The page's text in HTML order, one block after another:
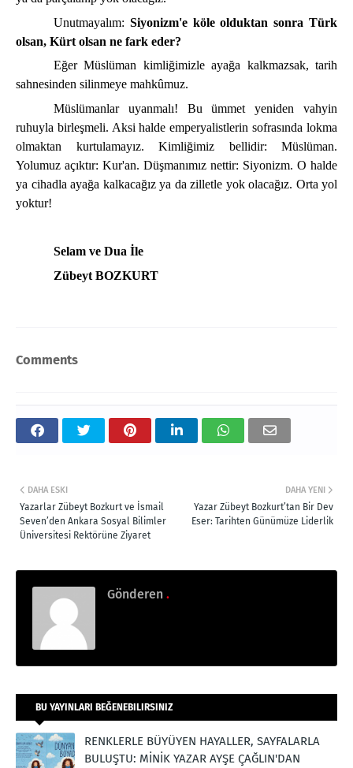
Unutmayalım: Siyonizm'e köle olduktan sonra Türk
olsan, Kürt olsan ne fark eder?
Eğer Müslüman kimliğimizle ayağa kalkmazsak, tarih
sahnesinden silinmeye mahkûmuz.
Müslümanlar uyanmalı! Bu ümmet yeniden vahyin
ruhuyla birleşmeli. Aksi halde emperyalistlerin sofrasında lokma
olmaktan kurtulamayız. Kimliğimiz bellidir: Müslüman.
Yolumuz açıktır: Kur'an. Düşmanımız nettir: Siyonizm. O halde
ya cihadla ayağa kalkacağız ya da zilletle yok olacağız. Orta yol
yoktur!
Selam ve Dua İle
Zübeyt BOZKURT
Comments
DAHA YENI
Yazar Zübeyt Bozkurt’tan Bir Dev
Eser: Tarihten Günümüze Liderlik
DAHA ESKI
Yazarlar Zübeyt Bozkurt ve İsmail
Seven’den Ankara Sosyal Bilimler
Üniversitesi Rektörüne Ziyaret
Gönderen .
BU YAYINLARI BEĞENEBILIRSINIZ
RENKLERLE BÜYÜYEN HAYALLER, SAYFALARLA
BULUŞTU: MİNİK YAZAR AYŞE ÇAĞLIN'DAN